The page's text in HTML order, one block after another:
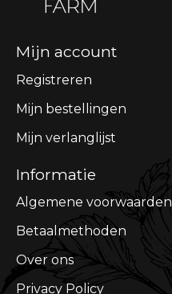
Mijn account
Registreren
Mijn bestellingen
Mijn verlanglijst
Informatie
Algemene voorwaarden
Betaalmethoden
Over ons
Privacy Policy